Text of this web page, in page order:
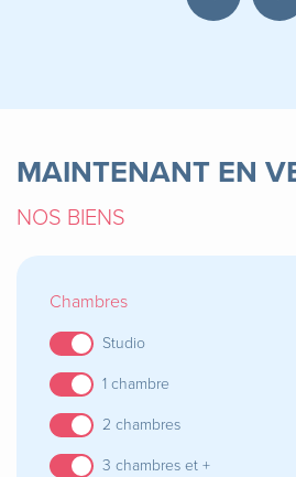
MAINTENANT EN
NOS BIENS
Chambres
Studio
1 chambre
2 chambres
3 chambres et +